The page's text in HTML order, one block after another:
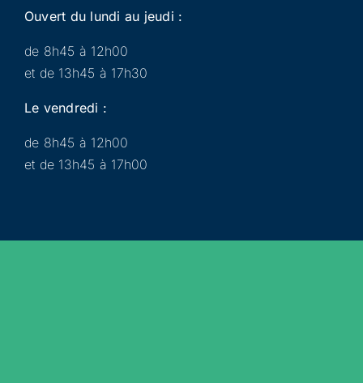
Ouvert du lundi au jeudi :
de 8h45 à 12h00
et de 13h45 à 17h30
Le vendredi :
de 8h45 à 12h00
et de 13h45 à 17h00